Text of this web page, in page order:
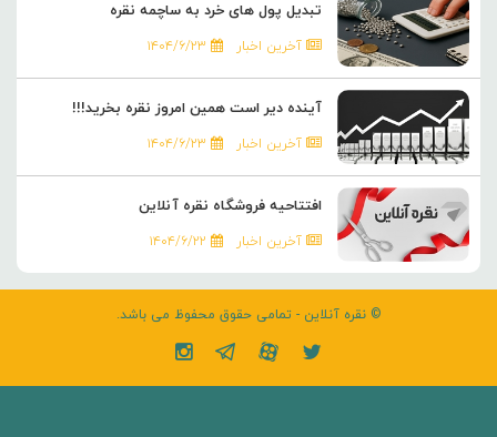
تبدیل پول های خرد به ساچمه نقره
آخرین اخبار ۱۴۰۴/۶/۲۳
آینده دیر است همین امروز نقره بخرید!!!
آخرین اخبار ۱۴۰۴/۶/۲۳
افتتاحیه فروشگاه نقره آنلاین
آخرین اخبار ۱۴۰۴/۶/۲۲
© نقره آنلاین - تمامی حقوق محفوظ می باشد.